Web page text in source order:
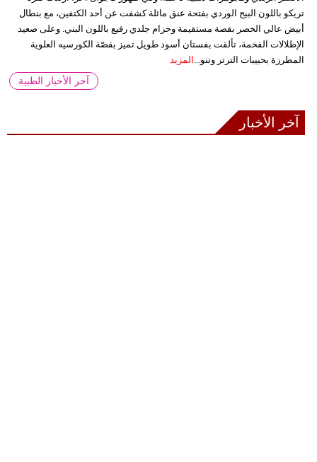
تريكو باللون البيج الوردي بفتحة عنق مائلة كشفت عن أحد الكتفين، مع بنطال
أبيض عالي الخصر بقصة مستقيمة وحزام جلدي رفيع باللون البني. وعلى صعيد
الإطلالات الفخمة، تألقت بفستان أسود طويل تميز بقصّة الكورسيه العلوية
المطرزة بحبيبات الترتر وتنو... المزيد
آخر الأخبار الطبية
آخر الأخبار